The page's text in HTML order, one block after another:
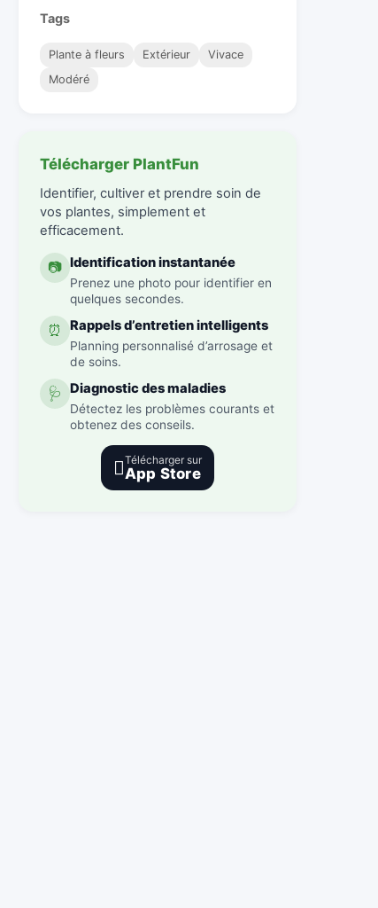
Tags
Plante à fleurs Extérieur
Vivace
Modéré
Télécharger PlantFun
Identifier, cultiver et prendre soin de
vos plantes, simplement et
efficacement.
📷 Identification instantanée
Prenez une photo pour identifier en
quelques secondes.
⏰ Rappels d’entretien intelligents
Planning personnalisé d’arrosage et
de soins.
🩺 Diagnostic des maladies
Détectez les problèmes courants et
obtenez des conseils.
Télécharger sur
App Store